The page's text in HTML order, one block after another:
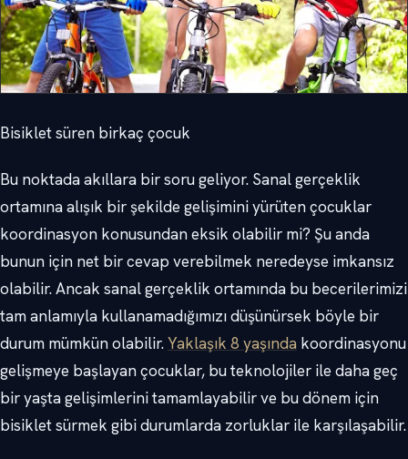
Bisiklet süren birkaç çocuk
Bu noktada akıllara bir soru geliyor. Sanal gerçeklik
ortamına alışık bir şekilde gelişimini yürüten çocuklar
koordinasyon konusundan eksik olabilir mi? Şu anda
bunun için net bir cevap verebilmek neredeyse imkansız
olabilir. Ancak sanal gerçeklik ortamında bu becerilerimizi
tam anlamıyla kullanamadığımızı düşünürsek böyle bir
durum mümkün olabilir.Yaklaşık 8 yaşında koordinasyonu
gelişmeye başlayan çocuklar, bu teknolojiler ile daha geç
bir yaşta gelişimlerini tamamlayabilir ve bu dönem için
bisiklet sürmek gibi durumlarda zorluklar ile karşılaşabilir.